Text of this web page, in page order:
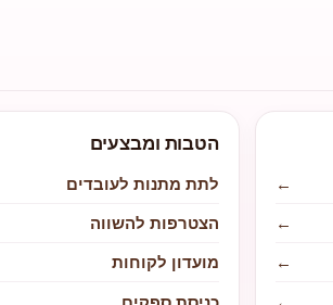
←
←
←
הטבות ומבצעים
לתת מתנות לעובדים
הצטרפות להשווה
מועדון לקוחות